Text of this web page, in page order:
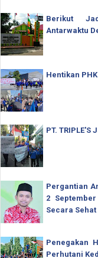
Berikut
Antarwaktu
Hentikan
PT.
Pergantian
2
Secara Sehat
Penegakan
Perhutani